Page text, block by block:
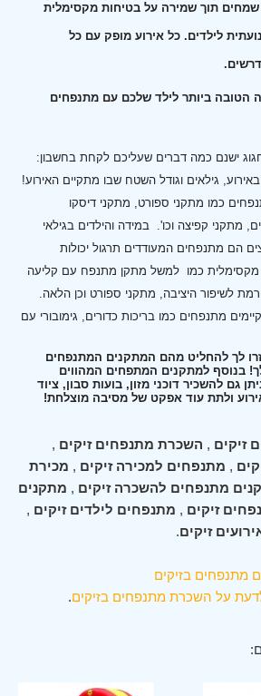
תוך שמירה על בטיחות מקסימלית
לילדים. כל אירוע מופק עם כל
הטובה ביותר לילד שלכם עם מתנפחים
ישנם כמה דברים שעליכם לקחת בחשבון:
גילאים וגודל השטח שבו מתקיים האירוע!
כמו מתקני ספורט, מתקני דיסקו
מתקני קפיצה וכו'. במידה והילדים בגילאי
הם מתנפחים המעודדים תרגול יכולות
מקסימלית כמו למשל מתקן מתנפח עם קליעה
לשיפור היציבה, מתקני ספורט וכן הלאה.
מתנפחים כמו בריכות כדורים, גימובורי עם
לך להחליט מהם המתקנים המתנפחים
בנוסף למתקנים המתפחים המהווים
גם להשכיר דוכני מזון, בועות סבון, ציוד
ולתת עוד אפקט של מסיבה מוצלחת!
זיקים , השכרת מתנפחים זיקים ,
, מתנפחים למכירה זיקים , מכירת
מתנפחים להשכרה זיקים , מתקנים
זיקים , מתנפחים לילדים זיקים ,
זיקים.
מתנפחים בזיקים
על השכרת מתנפחים בזיקים.